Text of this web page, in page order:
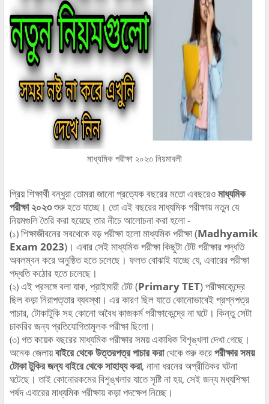
মাধ্যমিক পরীক্ষা ২০২৩ নিয়মাবলী
প্রিয় শিক্ষার্থী বন্ধুরা তোমরা জানো প্রত্যেক বছরের মতো এবছরেওমাধ্যমিক
পরীক্ষা ২০২৩শুরু হতে যাচ্ছে। তো এই বছরের মাধ্যমিক পরীক্ষায় নতুন যে
নিয়মগুলি তৈরি করা হয়েছে তার নীচে আলোচনা করা হলো -
(১) শিক্ষাজীবনের সবথেকে বড় পরীক্ষা হলো মাধ্যমিক পরীক্ষা (Madhyamik
Exam 2023)। এবার সেই মাধ্যমিক পরীক্ষা কিছুটা টেট পরীক্ষার পদ্ধতি
অবলম্বন করে অনুষ্ঠিত হতে চলেছে। ফলত বোঝাই যাচ্ছে যে, এবারের পরীক্ষা
পদ্ধতি কঠোর হতে চলেছে।
(২) এই প্রসঙ্গে বলা যাক, প্রাইমারী টেট (Primary TET) পরীক্ষাকেন্দ্রে
ছিল কড়া নিরাপত্তার ব্যবস্থা। এর কারণ ছিল যাতে কোনোভাবেই প্রশ্নপত্র
পাচার, টোকাটুকি সহ কোনো অবৈধ কাজকর্ম পরীক্ষাকেন্দ্রে না ঘটে। কিন্তু সেটা
চাকরির জন্য প্রতিযোগিতামূলক পরীক্ষা ছিলো।
(৩) গত কয়েক বছরের মাধ্যমিক পরীক্ষার সময় একাধিক বিশৃঙ্খলা দেখা গেছে।
অনেক জেলায়বাইরে থেকে উত্তরপত্র পাচার করাথেকে শুরু করেপরীক্ষার সময়
টোকা টুকির জন্য বাইরে থেকে সাহায্য করা, নানা ধরনের অপ্রীতিকর ঘটনা
ঘটেছে। তাই কোনোরকমের বিশৃঙ্খলার যাতে সৃষ্টি না হয়, সেই জন্য মধ্যশিক্ষা
পর্ষদ এবারের মাধ্যমিক পরীক্ষায় কড়া পদক্ষেপ নিচ্ছে।